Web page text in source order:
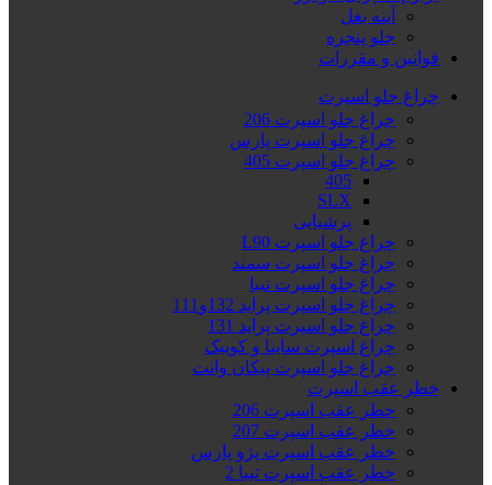
آینه بغل
جلو پنجره
قوانین و مقررات
چراغ جلو اسپرت
چراغ جلو اسپرت 206
چراغ جلو اسپرت پارس
چراغ جلو اسپرت 405
405
SLX
پرشیایی
چراغ جلو اسپرت L90
چراغ جلو اسپرت سمند
چراغ جلو اسپرت تیبا
چراغ جلو اسپرت پراید 132و111
چراغ جلو اسپرت پراید 131
چراغ اسپرت ساینا و کوییک
چراغ جلو اسپرت پیکان وانت
خطر عقب اسپرت
خطر عقب اسپرت 206
خطر عقب اسپرت 207
خطر عقب اسپرت پژو پارس
خطر عقب اسپرت تیبا 2